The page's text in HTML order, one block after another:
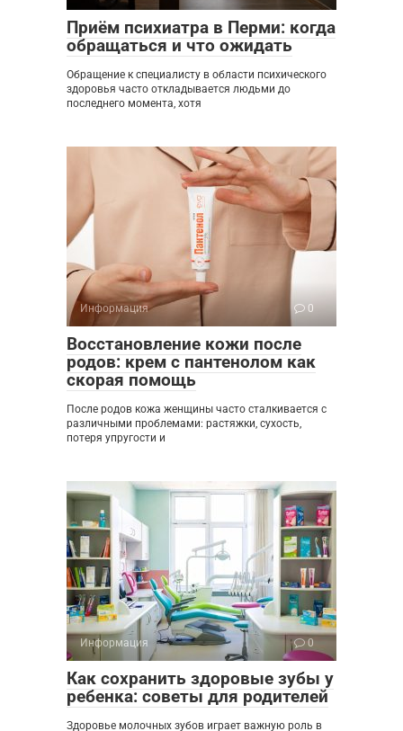
Приём психиатра в Перми: когда
обращаться и что ожидать
Обращение к специалисту в области психического
здоровья часто откладывается людьми до
последнего момента, хотя
Информация 0
Восстановление кожи после
родов: крем с пантенолом как
скорая помощь
После родов кожа женщины часто сталкивается с
различными проблемами: растяжки, сухость,
потеря упругости и
Информация 0
Как сохранить здоровые зубы у
ребенка: советы для родителей
Здоровье молочных зубов играет важную роль в